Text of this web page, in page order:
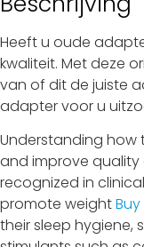
Heeft u oude
kwaliteit. Met deze
van of dit de juiste
adapter voor u
Understanding how
and improve quality
recognized in
promote weight
their sleep hygiene,